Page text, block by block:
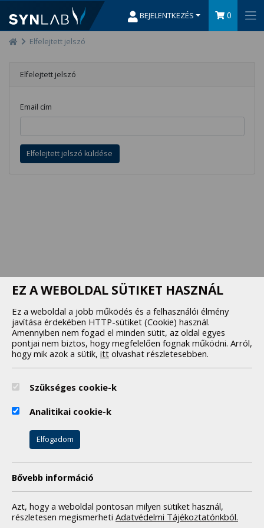
BEJELENTKEZÉS 0
Elfelejtett jelszó
Elfelejtett jelszó
Email cím
Elfelejtett jelszó küldése
ÁSZF
Süti beállítások
EZ A WEBOLDAL SÜTIKET HASZNÁL
Ez a weboldal a jobb működés és a felhasználói élmény
javítása érdekében HTTP-sütiket (Cookie) használ.
Amennyiben nem fogad el minden sütit, az oldal egyes
pontjai nem biztos, hogy megfelelően fognak működni. Arról,
hogy mik azok a sütik, itt olvashat részletesebben.
Szükséges cookie-k
Analitikai cookie-k
Elfogadom
Bővebb információ
Azt, hogy a weboldal pontosan milyen sütiket használ,
részletesen megismerheti Adatvédelmi Tájékoztatónkból.